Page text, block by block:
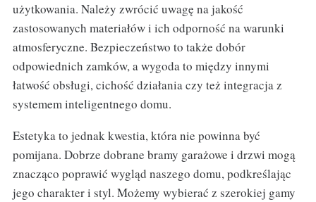
użytkowania. Należy zwrócić uwagę na jakość
zastosowanych materiałów i ich odporność na warunki
atmosferyczne. Bezpieczeństwo to także dobór
odpowiednich zamków, a wygoda to między innymi
łatwość obsługi, cichość działania czy też integracja z
systemem inteligentnego domu.
Estetyka to jednak kwestia, która nie powinna być
pomijana. Dobrze dobrane bramy garażowe i drzwi mogą
znacząco poprawić wygląd naszego domu, podkreślając
jego charakter i styl. Możemy wybierać z szerokiej gamy